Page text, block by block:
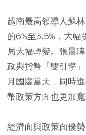
越南最高領導人蘇
的6%至6.5%，大幅
局大幅轉變。張晨
政與貨幣「雙引擎
月國慶當天，同時
幣政策方面也更加
經濟面與政策面優